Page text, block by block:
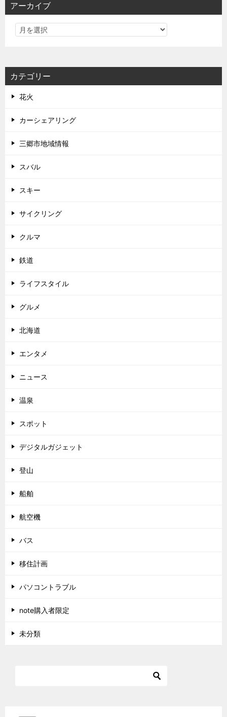
アーカイブ
カテゴリー
花火
カーシェアリング
三郷市地域情報
スバル
スキー
サイクリング
クルマ
鉄道
ライフスタイル
グルメ
北海道
エンタメ
ニュース
温泉
スポット
デジタルガジェット
登山
船舶
航空機
バス
移住計画
パソコントラブル
note購入者限定
未分類